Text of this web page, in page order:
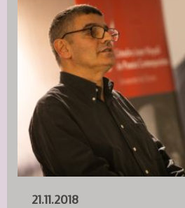
21.11.2018